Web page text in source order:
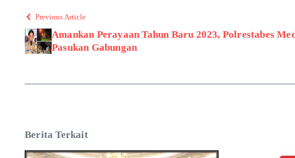
Previous Article
Amankan Perayaan Tahun Baru 2023, Polrestabes
Pasukan Gabungan
Berita Terkait